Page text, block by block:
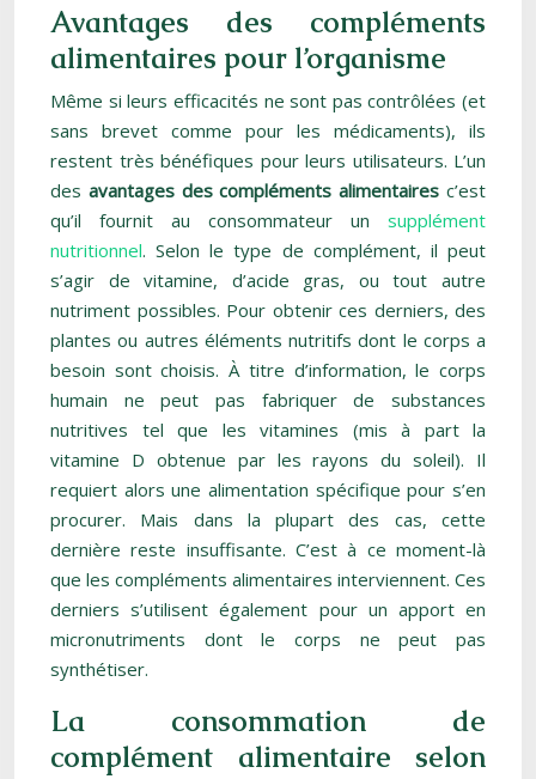
Avantages des compléments
alimentaires pour l’organisme
Même si leurs efficacités ne sont pas contrôlées (et
sans brevet comme pour les médicaments), ils
restent très bénéfiques pour leurs utilisateurs. L’un
des avantages des compléments alimentaires c’est
qu’il fournit au consommateur un supplément
nutritionnel. Selon le type de complément, il peut
s’agir de vitamine, d’acide gras, ou tout autre
nutriment possibles. Pour obtenir ces derniers, des
plantes ou autres éléments nutritifs dont le corps a
besoin sont choisis. À titre d’information, le corps
humain ne peut pas fabriquer de substances
nutritives tel que les vitamines (mis à part la
vitamine D obtenue par les rayons du soleil). Il
requiert alors une alimentation spécifique pour s’en
procurer. Mais dans la plupart des cas, cette
dernière reste insuffisante. C’est à ce moment-là
que les compléments alimentaires interviennent. Ces
derniers s’utilisent également pour un apport en
micronutriments dont le corps ne peut pas
synthétiser.
La consommation de
complément alimentaire selon